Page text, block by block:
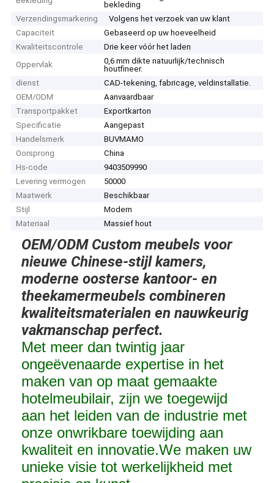
bekleding
Verzendingsmarkering
Volgens het verzoek van uw klant
Capaciteit
Gebaseerd op uw hoeveelheid
Kwaliteitscontrole
Drie keer vóór het laden
Oppervlak
0,6 mm dikte natuurlijk/technisch
houtfineer.
dienst
CAD-tekening, fabricage, veldinstallatie.
OEM/ODM
Aanvaardbaar
Transportpakket
Exportkarton
Specificatie
Aangepast
Handelsmerk
BUVMAMO
Oorsprong
China
Hs-code
9403509990
Levering vermogen
50000
Maatwerk
Beschikbaar
Stijl
Modern
Materiaal
Massief hout
OEM/ODM Custom meubels voor
nieuwe Chinese-stijl kamers,
moderne oosterse kantoor- en
theekamermeubels combineren
kwaliteitsmaterialen en nauwkeurig
vakmanschap perfect.
Met meer dan twintig jaar
ongeëvenaarde expertise in het
maken van op maat gemaakte
hotelmeubilair, zijn we toegewijd
aan het leiden van de industrie met
onze onwrikbare toewijding aan
kwaliteit en innovatie.We maken uw
unieke visie tot werkelijkheid met